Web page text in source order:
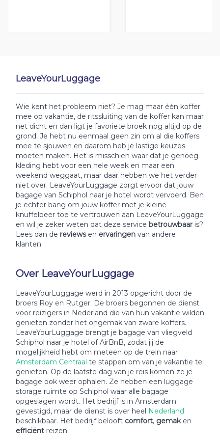
LeaveYourLuggage
Wie kent het probleem niet? Je mag maar één koffer
mee op vakantie, de ritssluiting van de koffer kan maar
net dicht en dan ligt je favoriete broek nog altijd op de
grond. Je hebt nu eenmaal geen zin om al die koffers
mee te sjouwen en daarom heb je lastige keuzes
moeten maken. Het is misschien waar dat je genoeg
kleding hebt voor een hele week en maar een
weekend weggaat, maar daar hebben we het verder
niet over. LeaveYourLuggage zorgt ervoor dat jouw
bagage van Schiphol naar je hotel wordt vervoerd. Ben
je echter bang om jouw koffer met je kleine
knuffelbeer toe te vertrouwen aan LeaveYourLuggage
en wil je zeker weten dat deze service betrouwbaar is?
Lees dan de reviews en ervaringen van andere
klanten.
Over LeaveYourLuggage
LeaveYourLuggage werd in 2013 opgericht door de
broers Roy en Rutger. De broers begonnen de dienst
voor reizigers in Nederland die van hun vakantie wilden
genieten zonder het ongemak van zware koffers.
LeaveYourLuggage brengt je bagage van vliegveld
Schiphol naar je hotel of AirBnB, zodat jij de
mogelijkheid hebt om meteen op de trein naar
Amsterdam Centraal te stappen om van je vakantie te
genieten. Op de laatste dag van je reis komen ze je
bagage ook weer ophalen. Ze hebben een luggage
storage ruimte op Schiphol waar alle bagage
opgeslagen wordt. Het bedrijf is in Amsterdam
gevestigd, maar de dienst is over heel Nederland
beschikbaar. Het bedrijf belooft comfort, gemak en
efficiënt reizen.